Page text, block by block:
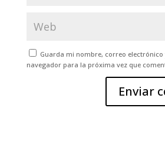
Guarda mi nombre, correo electrónico
navegador para la próxima vez que